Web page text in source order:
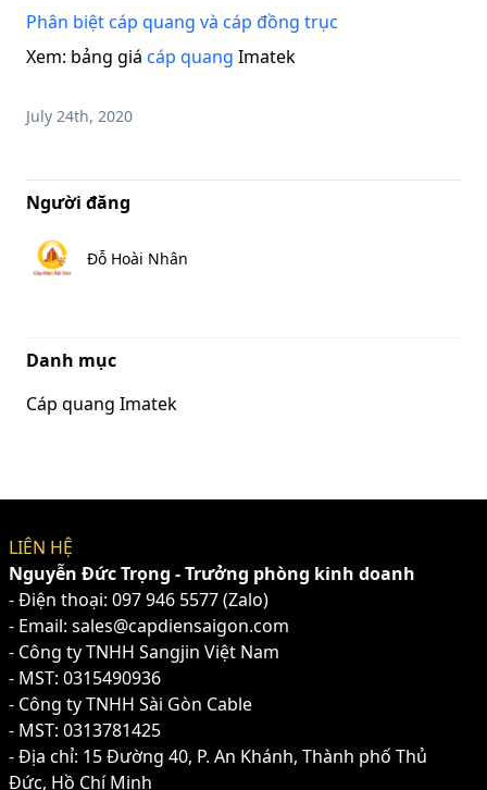
Phân biệt cáp quang và cáp đồng trục
Xem: bảng giá cáp quang Imatek
July 24th, 2020
Người đăng
Đỗ Hoài Nhân
Danh mục
Cáp quang Imatek
LIÊN HỆ
Nguyễn Đức Trọng - Trưởng phòng kinh doanh
- Điện thoại: 097 946 5577(Zalo)
- Email: sales@capdiensaigon.com
- Công ty TNHH Sangjin Việt Nam
- MST: 0315490936
- Công ty TNHH Sài Gòn Cable
- MST: 0313781425
- Địa chỉ: 15 Đường 40, P. An Khánh, Thành phố Thủ
Đức, Hồ Chí Minh